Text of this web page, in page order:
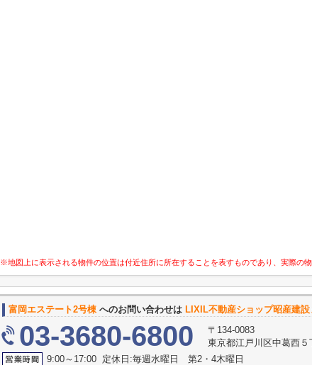
※地図上に表示される物件の位置は付近住所に所在することを表すものであり、実際の
富岡エステート2号棟 へのお問い合わせは LIXIL不動産ショップ昭産建設
03-3680-6800
〒134-0083
東京都江戸川区中葛西
9:00～17:00 定休日:毎週水曜日 第2・4木曜日